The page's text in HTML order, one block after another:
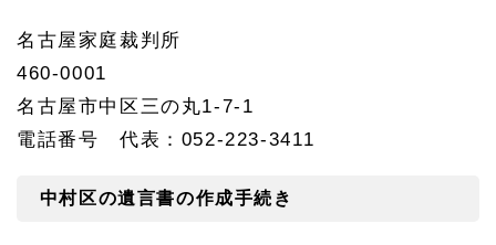
名古屋家庭裁判所
460-0001
名古屋市中区三の丸1-7-1
電話番号 代表：052-223-3411
中村区の遺言書の作成手続き